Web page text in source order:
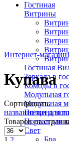
Гостиная
Витрины
Гостиная
Зеркала в
Комоды в
Модульная
Модульная
Полки для
Портал для
Свет
Интернет-магазин
Купава
Сортировать:
название цена
Товаров на